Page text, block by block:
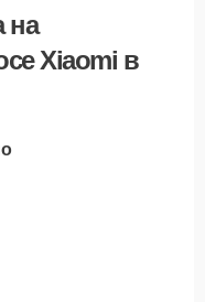
на
Xiaomi в